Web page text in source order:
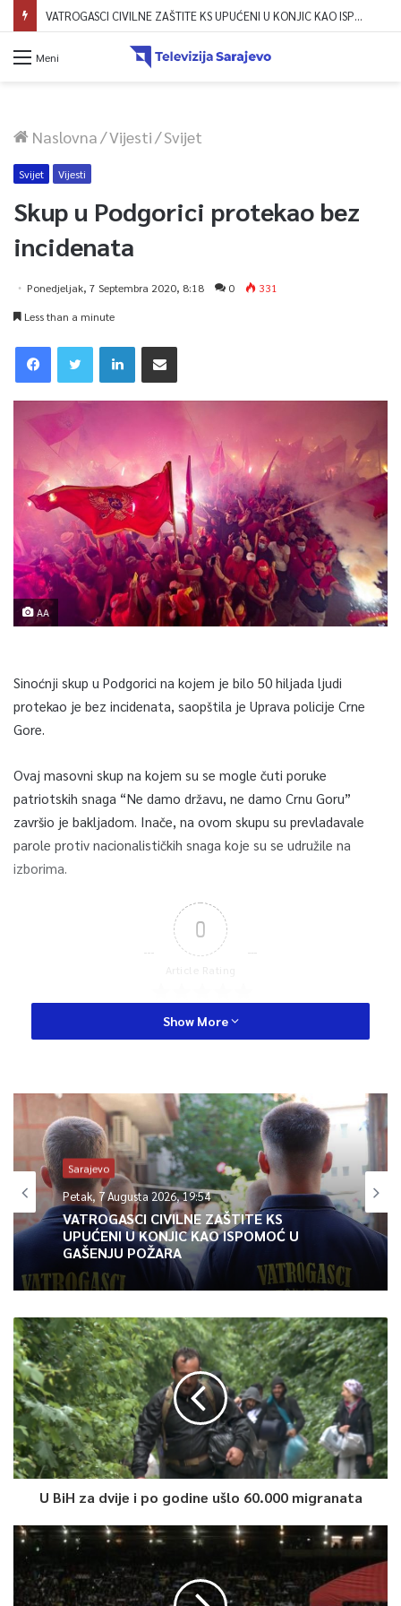
VATROGASCI CIVILNE ZAŠTITE KS UPUĆENI U KONJIC KAO ISPOMOĆ U GAŠENJU POŽARA
Meni
Naslovna/Vijesti/Svijet
Svijet Vijesti
Skup u Podgorici protekao bez
incidenata
Ponedjeljak, 7 Septembra 2020, 8:18 0
331
Less than a minute
AA
Sinoćnji skup u Podgorici na kojem je bilo 50 hiljada ljudi
protekao je bez incidenata, saopštila je Uprava policije Crne
Gore.
Ovaj masovni skup na kojem su se mogle čuti poruke
patriotskih snaga “Ne damo državu, ne damo Crnu Goru”
završio je bakljadom. Inače, na ovom skupu su prevladavale
parole protiv nacionalističkih snaga koje su se udružile na
izborima.
0
Article Rating
Show More
Sarajevo
Petak, 7 Augusta 2026, 19:54
VATROGASCI CIVILNE ZAŠTITE KS
UPUĆENI U KONJIC KAO ISPOMOĆ U
GAŠENJU POŽARA
U BiH za dvije i po godine ušlo 60.000 migranata